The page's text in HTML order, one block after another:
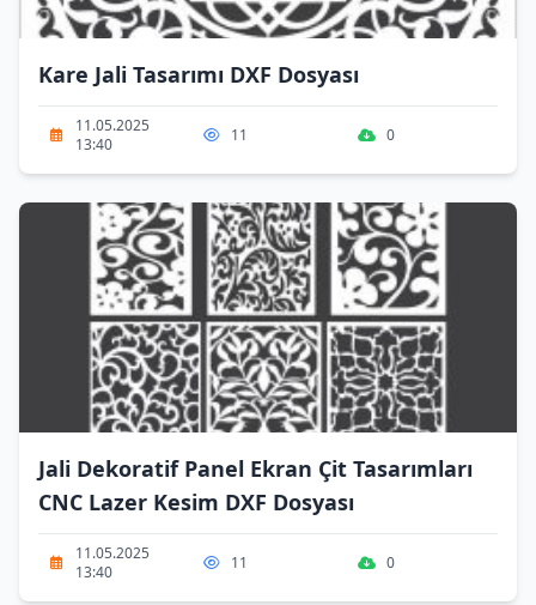
Kare Jali Tasarımı DXF Dosyası
11.05.2025
13:40
11 0
Jali Dekoratif Panel Ekran Çit Tasarımları
CNC Lazer Kesim DXF Dosyası
11.05.2025
13:40
11 0